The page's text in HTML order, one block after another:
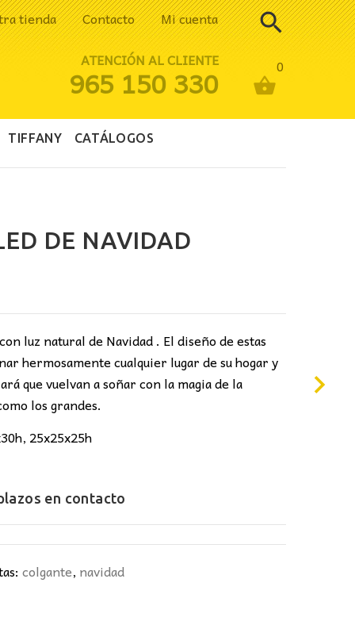
tienda Contacto Mi cuenta
0
ATENCIÓN AL CLIENTE
965 150 330
TIFFANY CATÁLOGOS
DE NAVIDAD
luz natural de Navidad . El diseño de estas
hermosamente cualquier lugar de su hogar y
que vuelvan a soñar con la magia de la
los grandes.
25x25x25h
en contacto
colgante, navidad